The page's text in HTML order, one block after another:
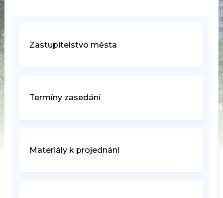
Zastupitelstvo města
Termíny zasedání
Materiály k projednání